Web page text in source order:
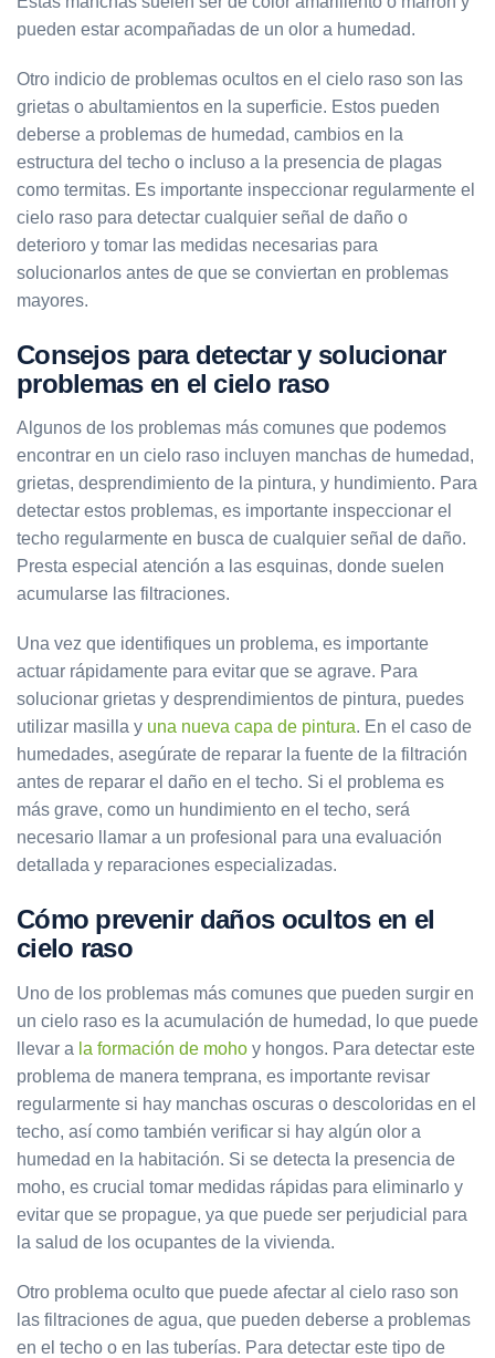
pueden estar acompañadas de un olor a humedad.
Otro indicio de problemas ocultos en el cielo raso son las
grietas o abultamientos en la superficie. Estos pueden
deberse a problemas de humedad, cambios en la
estructura del techo o incluso a la presencia de plagas
como termitas. Es importante inspeccionar regularmente el
cielo raso para detectar cualquier señal de daño o
deterioro y tomar las medidas necesarias para
solucionarlos antes de que se conviertan en problemas
mayores.
Consejos para detectar y solucionar
problemas en el cielo raso
Algunos de los problemas más comunes que podemos
encontrar en un cielo raso incluyen manchas de humedad,
grietas, desprendimiento de la pintura, y hundimiento. Para
detectar estos problemas, es importante inspeccionar el
techo regularmente en busca de cualquier señal de daño.
Presta especial atención a las esquinas, donde suelen
acumularse las filtraciones.
Una vez que identifiques un problema, es importante
actuar rápidamente para evitar que se agrave. Para
solucionar grietas y desprendimientos de pintura, puedes
utilizar masilla y una nueva capa de pintura. En el caso de
humedades, asegúrate de reparar la fuente de la filtración
antes de reparar el daño en el techo. Si el problema es
más grave, como un hundimiento en el techo, será
necesario llamar a un profesional para una evaluación
detallada y reparaciones especializadas.
Cómo prevenir daños ocultos en el
cielo raso
Uno de los problemas más comunes que pueden surgir en
un cielo raso es la acumulación de humedad, lo que puede
llevar a la formación de moho y hongos. Para detectar este
problema de manera temprana, es importante revisar
regularmente si hay manchas oscuras o descoloridas en el
techo, así como también verificar si hay algún olor a
humedad en la habitación. Si se detecta la presencia de
moho, es crucial tomar medidas rápidas para eliminarlo y
evitar que se propague, ya que puede ser perjudicial para
la salud de los ocupantes de la vivienda.
Otro problema oculto que puede afectar al cielo raso son
las filtraciones de agua, que pueden deberse a problemas
en el techo o en las tuberías. Para detectar este tipo de